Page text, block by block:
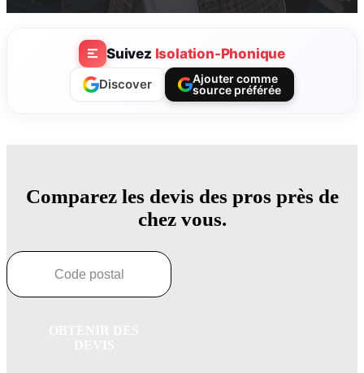
Suivez Isolation-Phonique
Discover
Ajouter comme
source préférée
Comparez les devis des pros près de
chez vous.